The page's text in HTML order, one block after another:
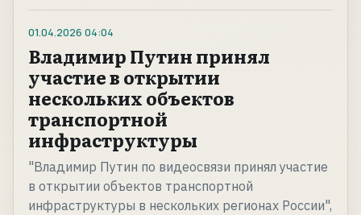
01.04.2026 04:04
Владимир Путин принял
участие в открытии
нескольких объектов
транспортной
инфраструктуры
"Владимир Путин по видеосвязи принял участие
в открытии объектов транспортной
инфраструктуры в нескольких регионах России",